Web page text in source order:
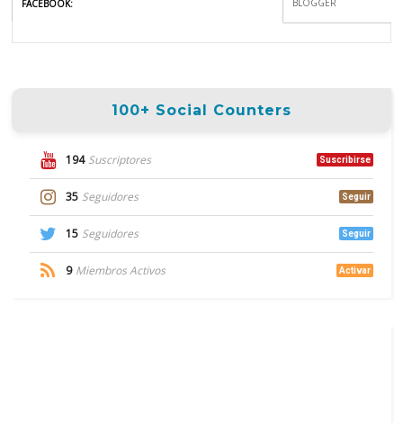
FACEBOOK:
100+ Social Counters
194 Suscriptores Suscribirse
35 Seguidores Seguir
15 Seguidores Seguir
9 Miembros Activos Activar